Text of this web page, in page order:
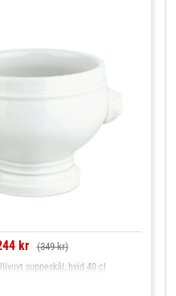
kr (349 kr)
suppeskål, hvid 40 cl